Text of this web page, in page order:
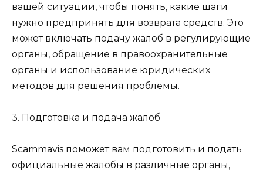
вашей ситуации, чтобы понять, какие шаги
нужно предпринять для возврата средств. Это
может включать подачу жалоб в регулирующие
органы, обращение в правоохранительные
органы и использование юридических
методов для решения проблемы.
3. Подготовка и подача жалоб
Scammavis поможет вам подготовить и подать
официальные жалобы в различные органы,